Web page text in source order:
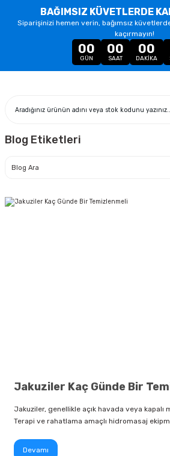
BAĞIMSIZ KÜVETLERDE
Siparişinizi hemen verin, bağımsız
kaçırmayın!
00
GÜN
00
SAAT
00
DAKIKA
Blog Etiketleri
Jakuziler Kaç Günde Bir
Jakuziler, genellikle açık havada veya kapalı
Terapi ve rahatlama amaçlı hidromasaj
Devamı